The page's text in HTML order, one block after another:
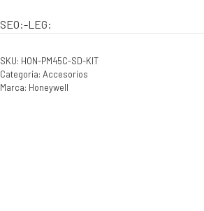
SEO:-LEG:
SKU: HON-PM45C-SD-KIT
Categoría: Accesorios
Marca: Honeywell